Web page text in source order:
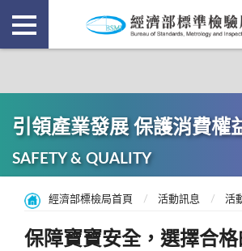
引領產業發展 保護消費權
SAFETY & QUALITY
經濟部標檢局首頁 活動訊息 活
保障寶寶安全，選擇合